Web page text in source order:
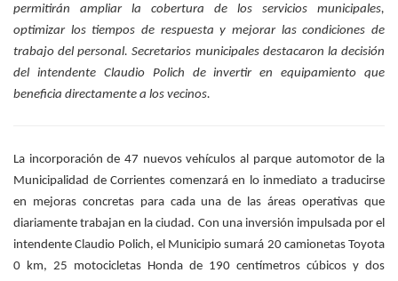
permitirán ampliar la cobertura de los servicios municipales,
optimizar los tiempos de respuesta y mejorar las condiciones de
trabajo del personal. Secretarios municipales destacaron la decisión
del intendente Claudio Polich de invertir en equipamiento que
beneficia directamente a los vecinos.
La incorporación de 47 nuevos vehículos al parque automotor de la
Municipalidad de Corrientes comenzará en lo inmediato a traducirse
en mejoras concretas para cada una de las áreas operativas que
diariamente trabajan en la ciudad. Con una inversión impulsada por el
intendente Claudio Polich, el Municipio sumará 20 camionetas Toyota
0 km, 25 motocicletas Honda de 190 centímetros cúbicos y dos